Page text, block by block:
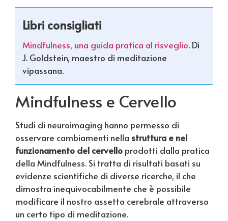
Libri consigliati
Mindfulness, una guida pratica al risveglio. Di
J. Goldstein, maestro di meditazione
vipassana.
Mindfulness e Cervello
Studi di neuroimaging hanno permesso di
osservare cambiamenti nella struttura e nel
funzionamento del cervello prodotti dalla pratica
della Mindfulness. Si tratta di risultati basati su
evidenze scientifiche di diverse ricerche, il che
dimostra inequivocabilmente che è possibile
modificare il nostro assetto cerebrale attraverso
un certo tipo di meditazione.